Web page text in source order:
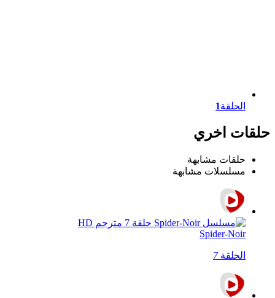
الحلقة1
حلقات اخري
حلقات مشابهة
مسلسلات مشابهة
Spider-Noir
الحلقة7